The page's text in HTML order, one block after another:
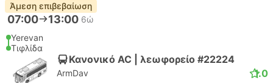
Άμεση επιβεβαίωση
07:00 13:00 6ώ
Yerevan
Τιφλίδα
Κανονικό AC | λεωφορείο #22224
ArmDav 1.0